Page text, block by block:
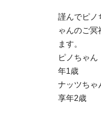
謹んでピノ
ゃんのご冥
ます。
ピノちゃ
年1歳
ナッツちゃ
享年2歳